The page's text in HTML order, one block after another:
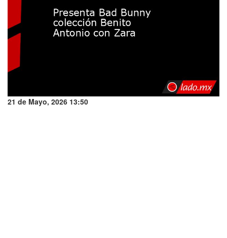
21 de Mayo, 2026 13:50